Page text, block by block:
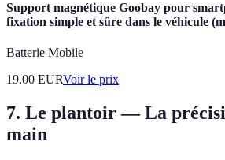
Support magnétique Goobay pour
fixation simple et sûre dans le véhicule
Batterie Mobile
19.00 EURVoir le prix
7. Le plantoir — La
main